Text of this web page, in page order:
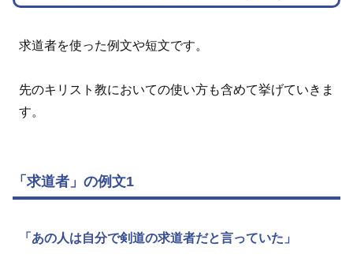
求道者を使った例文や短文です。
先のキリスト教においての使い方も含めて挙げていきま
す。
「求道者」の例文1
「あの人は自分で剣道の求道者だと言っていた」